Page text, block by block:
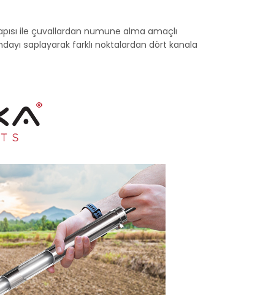
ile çuvallardan numune alma amaçlı
saplayarak farklı noktalardan dört kanala